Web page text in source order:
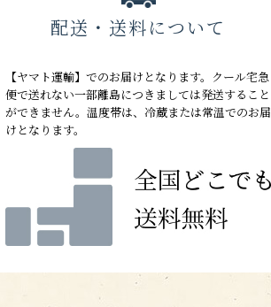
配送・送料について
【ヤマト運輸】でのお届けとなります。クール宅急
便で送れない一部離島につきましては発送すること
ができません。温度帯は、冷蔵または常温でのお届
けとなります。